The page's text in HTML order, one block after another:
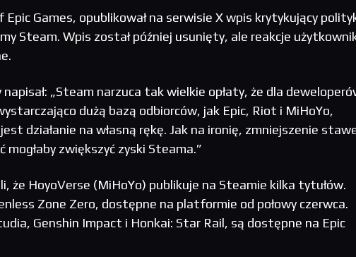
Epic Games, opublikował na serwisie X wpis krytykujący
Steam. Wpis został później usunięty, ale reakcje
napisał: „Steam narzuca tak wielkie opłaty, że dla
dużą bazą odbiorców, jak Epic, Riot i MiHoYo,
działanie na własną rękę. Jak na ironię, zmniejszenie
zwiększyć zyski Steama.”
że HoyoVerse (MiHoYo) publikuje na Steamie kilka tytułów.
Zone Zero, dostępne na platformie od połowy czerwca.
Genshin Impact i Honkai: Star Rail, są dostępne na Epic